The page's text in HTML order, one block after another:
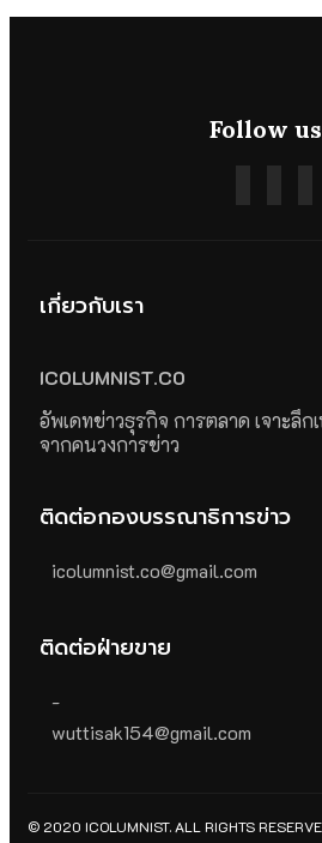
Follow
เกี่ยวกับเรา
ICOLUMNIST.CO
อัพเดทข่าวธุรกิจ การตลาด เจาะลึก
จากคนวงการข่าว
ติดต่อกองบรรณาธิการข่าว
icolumnist.co@gmail.com
ติดต่อฝ่ายขาย
-
wuttisak154@gmail.com
© 2020 ICOLUMNIST. ALL RIGHTS